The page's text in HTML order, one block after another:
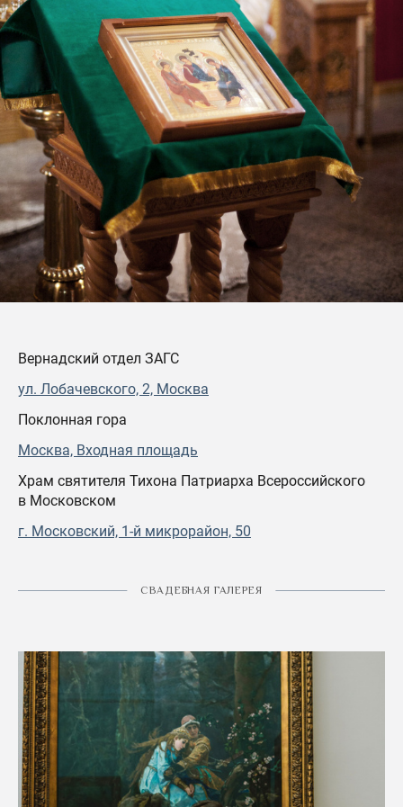
Вернадский отдел ЗАГС
ул. Лобачевского, 2, Москва
Поклонная гора
Москва, Входная площадь
Храм святителя Тихона Патриарха Всероссийского
в Московском
г. Московский, 1-й микрорайон, 50
СВАДЕБНАЯ ГАЛЕРЕЯ